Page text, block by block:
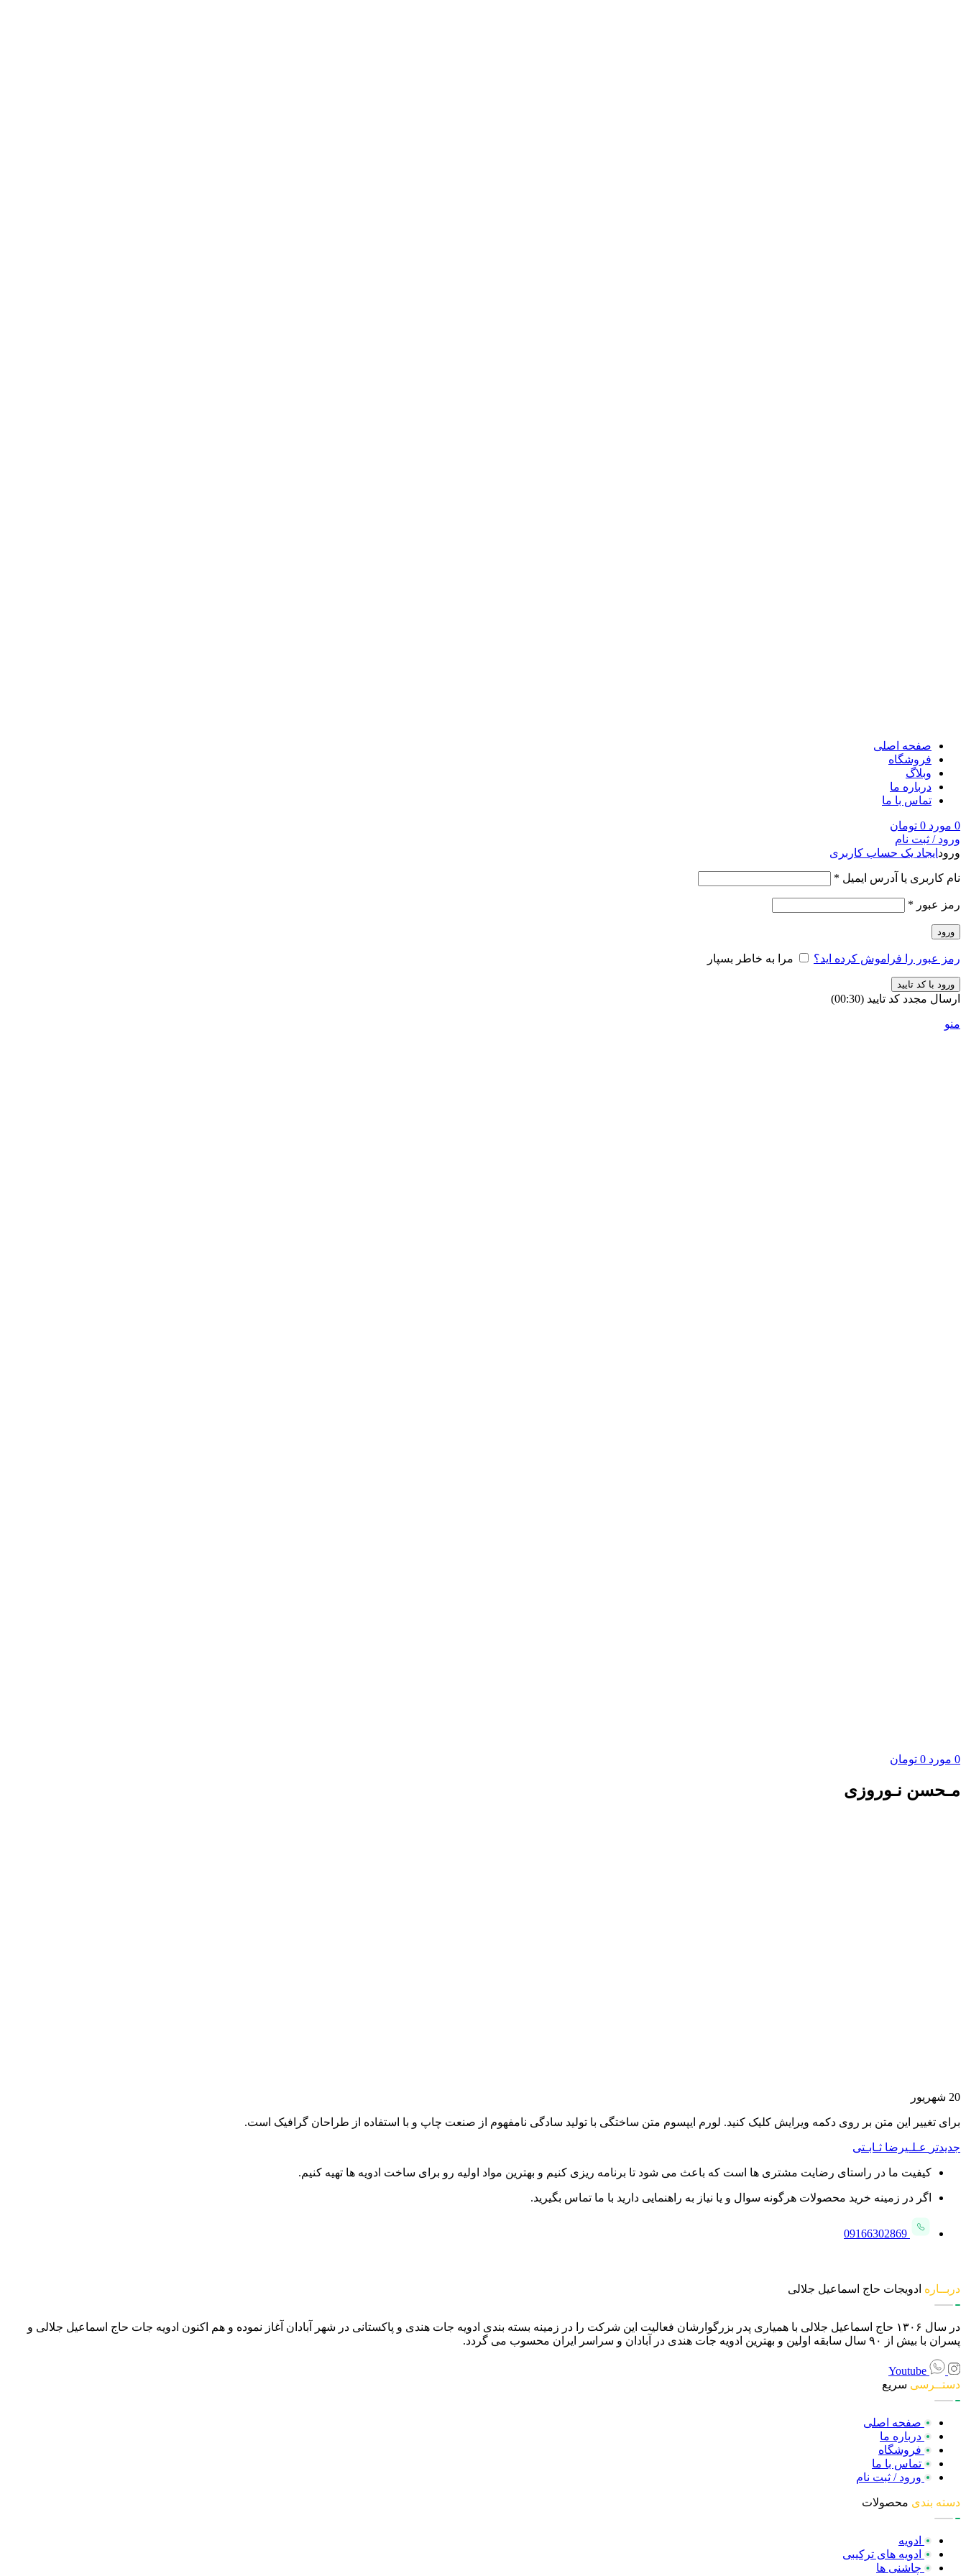
صفحه اصلی
فروشگاه
وبلاگ
درباره ما
تماس با ما
0 مورد 0 تومان
ورود / ثبت نام
ورود ایجاد یک حساب کاربری
نام کاربری یا آدرس ایمیل *
رمز عبور *
ورود
رمز عبور را فراموش کرده اید؟ مرا به خاطر بسپار
ورود با کد تایید
ارسال مجدد کد تایید (00:
30
)
منو
0 مورد 0 تومان
مـحسن نـوروزی
20 شهریور
برای تغییر این متن بر روی دکمه ویرایش کلیک کنید. لورم ایپسوم متن ساختگی با تولید سادگی نامفهوم از صنعت چاپ و با استفاده از طراحان گرافیک است.
جدیدتر عـلـیرضا ثـابـتی
کیفیت ما در راستای رضایت مشتری ها است که باعث می شود تا برنامه ریزی کنیم و بهترین مواد اولیه رو برای ساخت ادویه ها تهیه کنیم.
اگر در زمینه خرید محصولات هرگونه سوال و یا نیاز به راهنمایی دارید با ما تماس بگیرید.
09166302869
دربــاره ادویجات حاج اسماعیل جلالی
در سال ۱۳۰۶ حاج اسماعیل جلالی با همیاری پدر بزرگوارشان فعالیت این شرکت را در زمینه بسته بندی ادویه جات هندی و پاکستانی در شهر آبادان آغاز نموده و هم اکنون ادویه جات حاج اسماعیل جلالی و
پسران با بیش از ۹۰ سال سابقه اولین و بهترین ادویه جات هندی در آبادان و سراسر ایران محسوب می گردد.
Youtube
دستــرسی سریع
صفحه اصلی
درباره ما
فروشگاه
تماس با ما
ورود / ثبت نام
دسته بندی محصولات
ادویه
ادویه های ترکیبی
چاشنی ها